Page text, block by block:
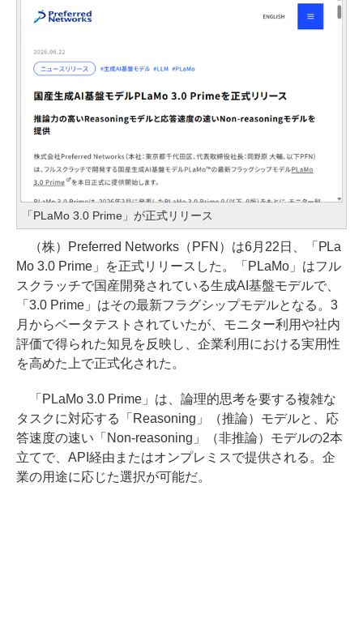
「PLaMo 3.0 Prime」が正式リリース
（株）Preferred Networks（PFN）は6月22日、「PLa
Mo 3.0 Prime」を正式リリースした。「PLaMo」はフル
スクラッチで国産開発されている生成AI基盤モデルで、
「3.0 Prime」はその最新フラグシップモデルとなる。3
月からベータテストされていたが、モニター利用や社内
評価で得られた知見を反映し、企業利用における実用性
を高めた上で正式化された。
「PLaMo 3.0 Prime」は、論理的思考を要する複雑な
タスクに対応する「Reasoning」（推論）モデルと、応
答速度の速い「Non-reasoning」（非推論）モデルの2本
立てで、API経由またはオンプレミスで提供される。企
業の用途に応じた選択が可能だ。